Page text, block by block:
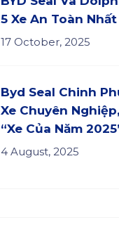
5 Xe An Toàn
17 October, 2025
Byd Seal Chinh
Xe Chuyên
“Xe Của Năm
4 August, 2025